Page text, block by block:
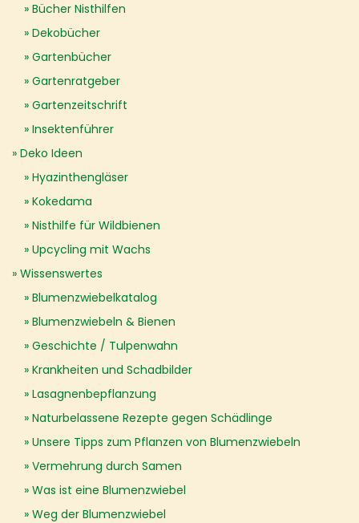
Bücher Nisthilfen
Dekobücher
Gartenbücher
Gartenratgeber
Gartenzeitschrift
Insektenführer
Deko Ideen
Hyazinthengläser
Kokedama
Nisthilfe für Wildbienen
Upcycling mit Wachs
Wissenswertes
Blumenzwiebelkatalog
Blumenzwiebeln & Bienen
Geschichte / Tulpenwahn
Krankheiten und Schadbilder
Lasagnenbepflanzung
Naturbelassene Rezepte gegen Schädlinge
Unsere Tipps zum Pflanzen von Blumenzwiebeln
Vermehrung durch Samen
Was ist eine Blumenzwiebel
Weg der Blumenzwiebel